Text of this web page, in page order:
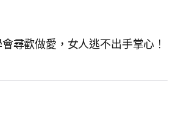
尋歡做愛，女人逃不出手掌心！